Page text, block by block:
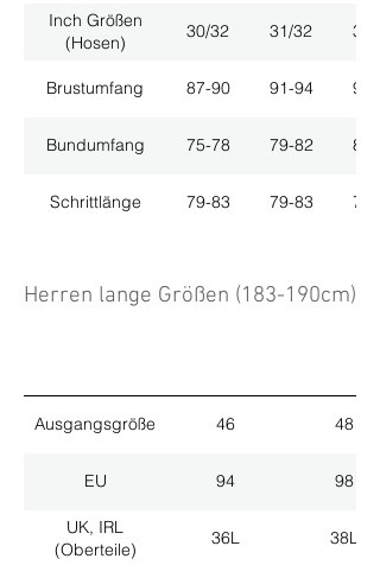
Inch Größen
(Hosen)
30/32 31/32 33/
Brustumfang 87-90 91-94 95-
Bundumfang 75-78 79-82 83-
Schrittlänge 79-83 79-83 79-
Herren lange Größen (183-190cm)
Ausgangsgröße 46 48
EU 94 98
UK, IRL
(Oberteile)
36L 38L